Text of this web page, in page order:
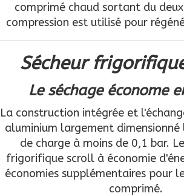
comprimé chaud sortant du
compression est utilisé pour
Sécheur
Le séchage économe
La construction intégrée et
aluminium largement
de charge à moins de 0,1 bar.
frigorifique scroll à économie
économies supplémentaires pour
comprimé.